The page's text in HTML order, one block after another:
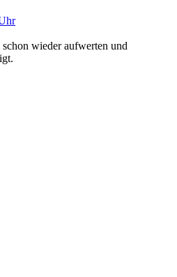
wieder aufwerten und